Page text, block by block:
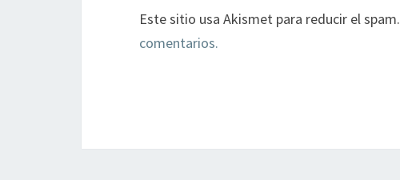
Este sitio usa Akismet para reducir el spam.
comentarios.